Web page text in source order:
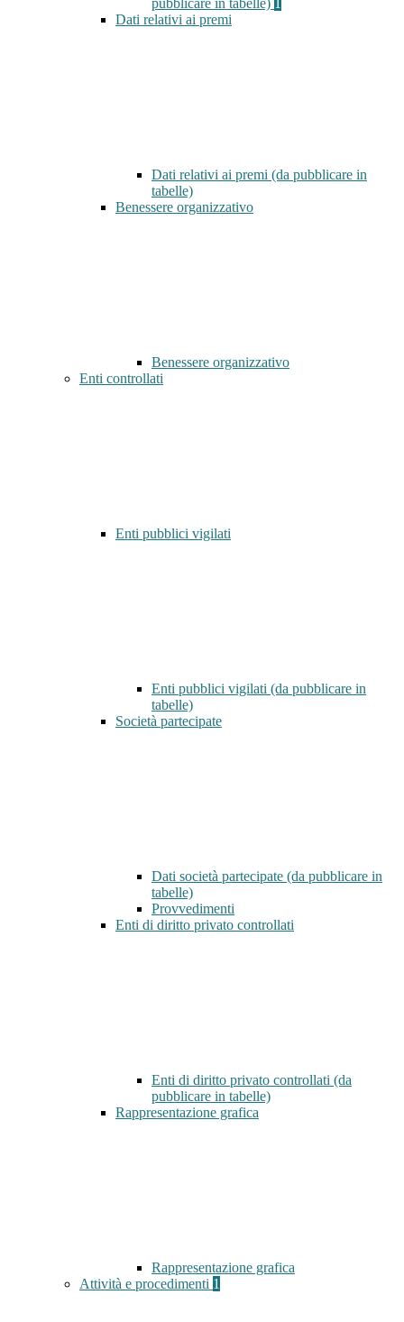
pubblicare in tabelle)
Dati relativi ai premi
Dati relativi ai premi (da pubblicare in
tabelle)
Benessere organizzativo
Benessere organizzativo
Enti controllati
Enti pubblici vigilati
Enti pubblici vigilati (da pubblicare in
tabelle)
Società partecipate
Dati società partecipate (da pubblicare in
tabelle)
Provvedimenti
Enti di diritto privato controllati
Enti di diritto privato controllati (da
pubblicare in tabelle)
Rappresentazione grafica
Rappresentazione grafica
Attività e procedimenti 1